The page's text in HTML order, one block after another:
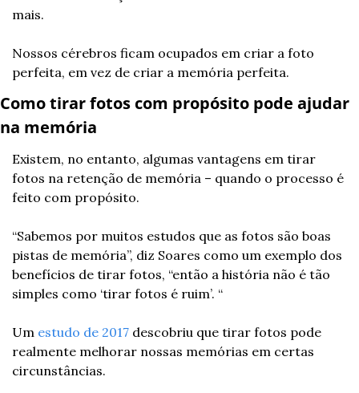
mais.
Nossos cérebros ficam ocupados em criar a foto
perfeita, em vez de criar a memória perfeita.
Como tirar fotos com propósito pode ajudar
na memória
Existem, no entanto, algumas vantagens em tirar
fotos na retenção de memória – quando o processo é
feito com propósito.
“Sabemos por muitos estudos que as fotos são boas
pistas de memória”, diz Soares como um exemplo dos
benefícios de tirar fotos, “então a história não é tão
simples como ‘tirar fotos é ruim’. “
Um estudo de 2017 descobriu que tirar fotos pode
realmente melhorar nossas memórias em certas
circunstâncias.